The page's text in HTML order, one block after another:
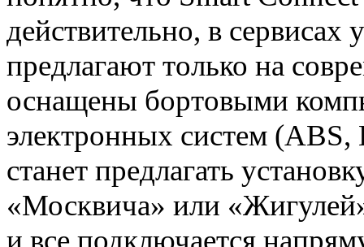
действительно, в сервисах
предлагают только на
оснащены бортовыми
электронных систем
станет предлагать
«Москвича» или
и все подключается